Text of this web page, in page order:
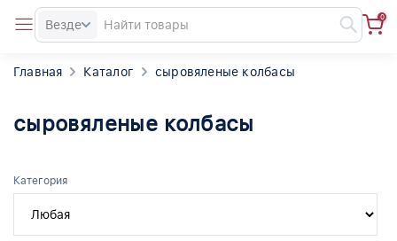
Везде
0
Главная Каталог сыровяленые колбасы
сыровяленые колбасы
Категория